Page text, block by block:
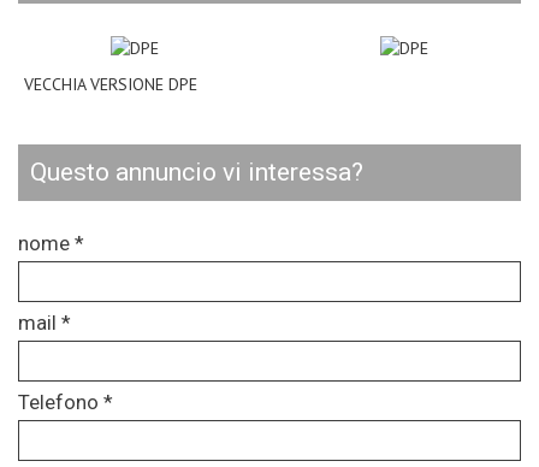
VECCHIA VERSIONE DPE
questo annuncio vi interessa?
nome *
mail *
Telefono *